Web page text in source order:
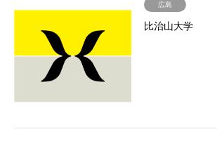
広島
比治山大学